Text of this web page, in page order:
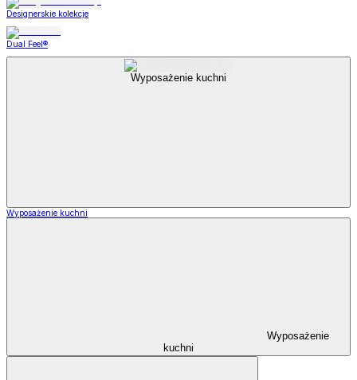
Designerskie kolekcje
Dual Feel®
Wyposażenie kuchni
Wyposażenie kuchni
Wyposażenie
kuchni